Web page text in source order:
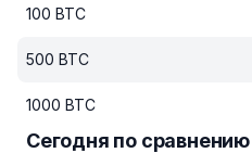
100 BTC
500 BTC
1000 BTC
Сегодня по